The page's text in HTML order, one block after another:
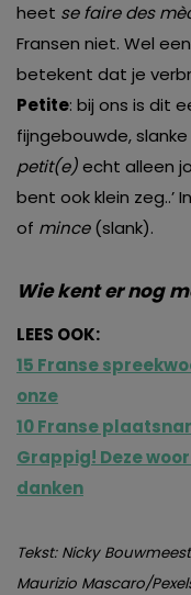
heet se faire des
Fransen niet. Wel een
betekent dat je
Petite: bij ons is dit
fijngebouwde,
petit(e)echt alleen
bent ook klein zeg..’
of mince(slank).
Wie kent er nog
LEES OOK:
15 Franse
onze
10 Franse
Grappig! Deze
danken
Tekst: Nicky
Maurizio Mascaro/